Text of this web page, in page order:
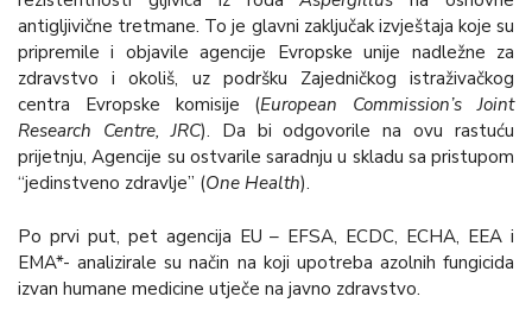
antigljivične tretmane. To je glavni zaključak izvještaja koje su
pripremile i objavile agencije Evropske unije nadležne za
zdravstvo i okoliš, uz podršku Zajedničkog istraživačkog
centra Evropske komisije (European Commission’s Joint
Research Centre, JRC). Da bi odgovorile na ovu rastuću
prijetnju, Agencije su ostvarile saradnju u skladu sa pristupom
“jedinstveno zdravlje” (One Health).
Po prvi put, pet agencija EU – EFSA, ECDC, ECHA, EEA i
EMA*- analizirale su način na koji upotreba azolnih fungicida
izvan humane medicine utječe na javno zdravstvo.